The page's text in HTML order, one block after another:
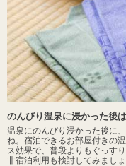
のんびり温泉に浸かった後
温泉にのんびり浸かった後に
ね。宿泊できるお部屋付きの
ス効果で、普段よりもぐっす
非宿泊利用も検討してみましょ